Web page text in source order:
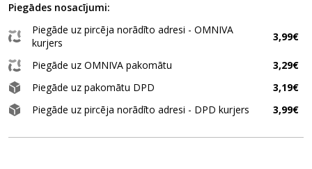
Piegādes nosacījumi:
Piegāde uz pircēja norādīto adresi - OMNIVA
kurjers
3,99€
Piegāde uz OMNIVA pakomātu
3,29€
Piegāde uz pakomātu DPD
3,19€
Piegāde uz pircēja norādīto adresi - DPD kurjers
3,99€